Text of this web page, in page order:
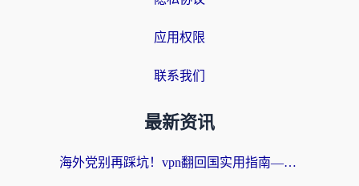
应用权限
联系我们
最新资讯
海外党别再踩坑！vpn翻回国实用指南——选对加速器，国内资源无缝用